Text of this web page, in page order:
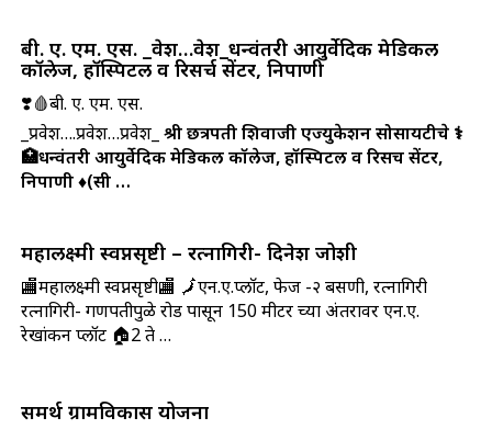
बी. ए. एम. एस. _प्रवेश…प्रवेश_धन्वंतरी आयुर्वेदिक मेडिकल
कॉलेज, हॉस्पिटल व रिसर्च सेंटर, निपाणी
❣️🩸बी. ए. एम. एस.
_प्रवेश….प्रवेश…प्रवेश_ श्री छत्रपती शिवाजी एज्युकेशन सोसायटीचे ⚕️
🏥धन्वंतरी आयुर्वेदिक मेडिकल कॉलेज, हॉस्पिटल व रिसर्च सेंटर,
निपाणी♦️(सी …
महालक्ष्मी स्वप्नसृष्टी – रत्नागिरी- दिनेश जोशी
🏬महालक्ष्मी स्वप्नसृष्टी🏬 🗾एन.ए.प्लाॅट, फेज -२ बसणी, रत्नागिरी
रत्नागिरी- गणपतीपुळे रोड पासून 150 मीटर च्या अंतरावर एन.ए.
रेखांकन प्लॉट 🏠2 ते …
समर्थ ग्रामविकास योजना